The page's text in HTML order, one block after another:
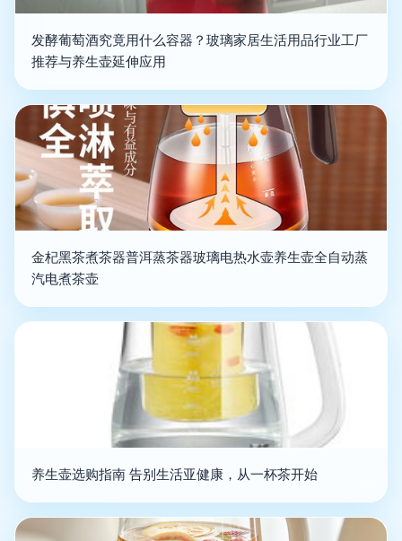
发酵葡萄酒究竟用什么容器？玻璃家居生活用品行业工厂
推荐与养生壶延伸应用
金杞黑茶煮茶器普洱蒸茶器玻璃电热水壶养生壶全自动蒸
汽电煮茶壶
养生壶选购指南 告别生活亚健康，从一杯茶开始